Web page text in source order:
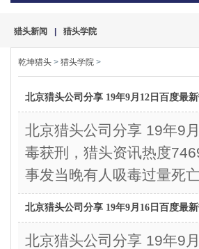
猎头新闻 猎头学院
乾坤猎头 > 猎头学院 >
北京猎头公司分享 19年9月12日百度最
北京猎头公司分享 19年
毒获刑，猎头资讯热度
事发当晚有人吸毒过量死
北京猎头公司分享 19年9月16日百度最
北京猎头公司分享 19年